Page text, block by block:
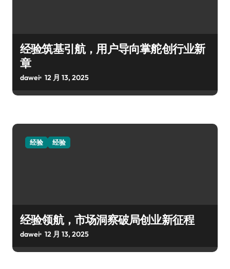
经验筑基引航，用户导向掌舵创行业新
章
dawei 12 月 13, 2025
经验 经验
经验领航，市场洞察破局创业新征程
dawei 12 月 13, 2025